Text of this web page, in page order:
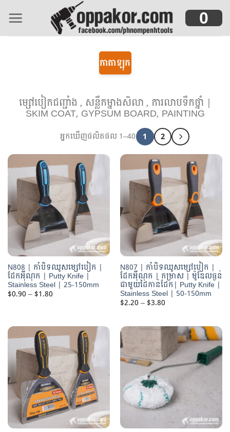
0
ម្សៅបៀកជញ្ជាំង , សន្លឹកម្នាងសិលា , ការលាបទឹកថ្នាំ |
SKIM COAT, GYPSUM BOARD, PAINTING
កាតាឡុក
អ្នកឃើញផលិតផល 1–40 នៃ 60
1 2
N808 | កាំបិទឈូសម្សៅបៀក |
ដែកអុីណុក | Putty Knife |
Stainless Steel | 25-150mm
$0.90 –$1.80Price
range:
N807 | កាំបិទឈូសម្សៅបៀក |
ដែកអុីណុក | កម្រាស | ម៉ូឌែលធ្ងន់
ជាមួយដៃកាន់ដែក| Putty Knife |
Stainless Steel | 50-150mm
$2.20 –$3.80Price
range:
$3.80